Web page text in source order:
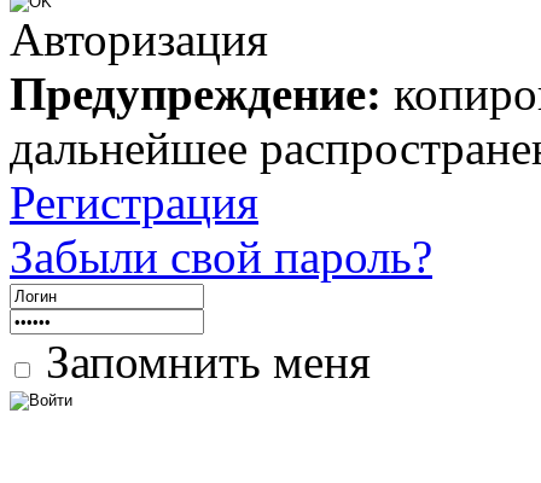
Авторизация
Предупреждение:
дальнейшее
Регистрация
Забыли свой пароль?
Запомнить меня